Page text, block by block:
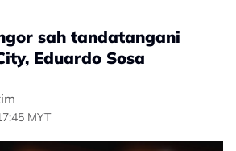
sah tandatangani
Eduardo Sosa
MYT